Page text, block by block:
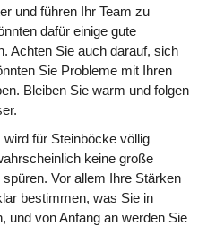
und führen Ihr Team zu
dafür einige gute
Achten Sie auch darauf, sich
Sie Probleme mit Ihren
Bleiben Sie warm und folgen
für Steinböcke völlig
keine große
Vor allem Ihre Stärken
bestimmen, was Sie in
und von Anfang an werden Sie